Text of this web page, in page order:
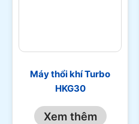
Máy thổi khí Turbo
HKG30
Xem thêm